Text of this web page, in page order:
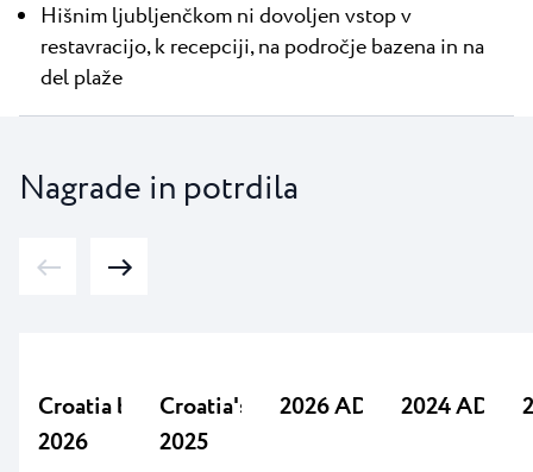
Hišnim ljubljenčkom ni dovoljen vstop v
restavracijo, k recepciji, na področje bazena in na
del plaže
Nagrade in potrdila
Croatia best campsite
2026
Croatia's Best Campsite
2025
2026 ADAC 4,52024 ADAC